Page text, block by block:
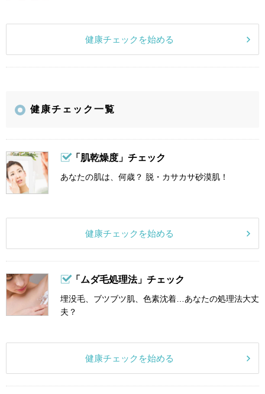
健康チェックを始める
健康チェック一覧
「肌乾燥度」チェック
あなたの肌は、何歳？ 脱・カサカサ砂漠肌！
健康チェックを始める
「ムダ毛処理法」チェック
埋没毛、ブツブツ肌、色素沈着…あなたの処理法大丈
夫？
健康チェックを始める